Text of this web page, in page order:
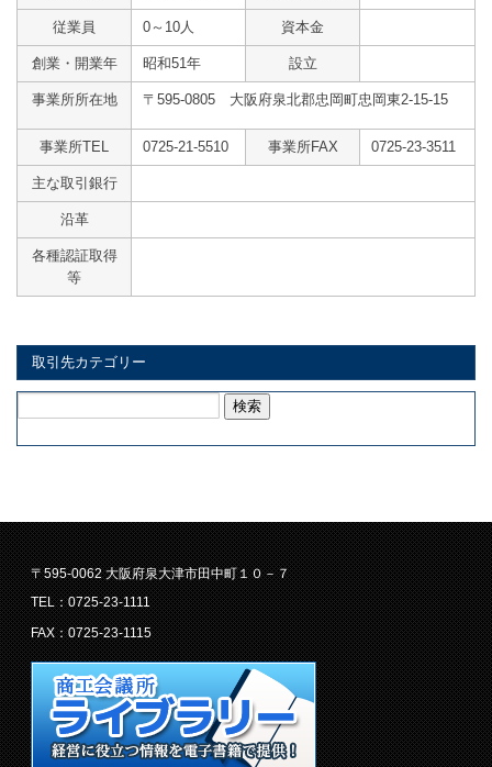
従業員 0～10人 資本金
創業・開業年 昭和51年 設立
事業所所在地 〒595-0805 大阪府泉北郡忠岡町忠岡東2-15-15
事業所TEL 0725-21-5510 事業所FAX 0725-23-3511
主な取引銀行
沿革
各種認証取得
等
取引先カテゴリー
〒595-0062 大阪府泉大津市田中町１０－７
TEL：0725-23-1111
FAX：0725-23-1115